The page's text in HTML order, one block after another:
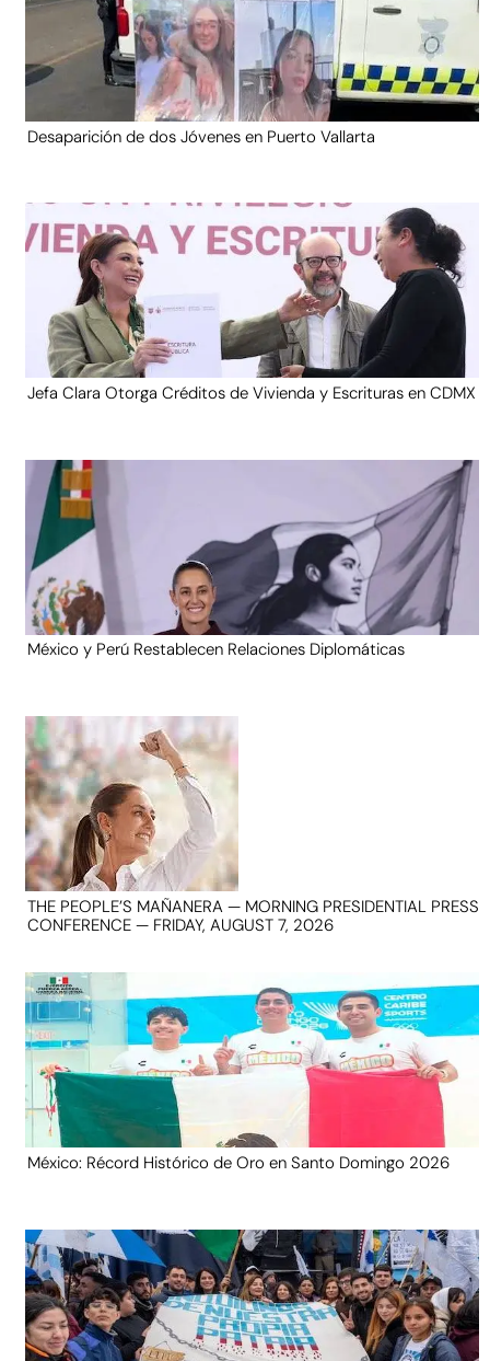
Desaparición de dos Jóvenes en Puerto Vallarta
Jefa Clara Otorga Créditos de Vivienda y Escrituras en CDMX
México y Perú Restablecen Relaciones Diplomáticas
THE PEOPLE’S MAÑANERA — MORNING PRESIDENTIAL PRESS
CONFERENCE — FRIDAY, AUGUST 7, 2026
México: Récord Histórico de Oro en Santo Domingo 2026